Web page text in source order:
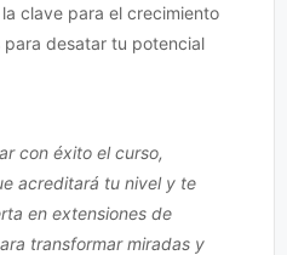
clave para el crecimiento
para desatar tu potencial
con éxito el curso,
acreditará tu nivel y te
en extensiones de
transformar miradas y